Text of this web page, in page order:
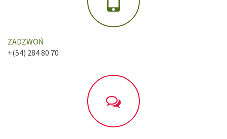
ZADZWOŃ
+(54) 284 80 70